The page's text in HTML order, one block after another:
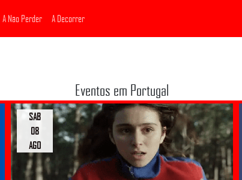
A Não Perder A Decorrer
Eventos em Portugal
SAB
08
AGO